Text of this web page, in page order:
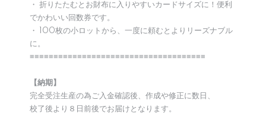
・ 折りたたむとお財布に入りやすいカードサイズに！便利
でかわいい回数券です。
・ 100枚の小ロットから、一度に頼むとよりリーズナブル
に。
≡≡≡≡≡≡≡≡≡≡≡≡≡≡≡≡≡≡≡≡≡≡≡≡≡≡≡≡≡≡≡≡≡≡≡≡≡
【納期】
完全受注生産の為ご入金確認後、作成や修正に数日、
校了後より８日前後でお届けとなります。